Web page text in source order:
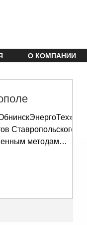
О КОМПАНИИ
Ставропольского
методам